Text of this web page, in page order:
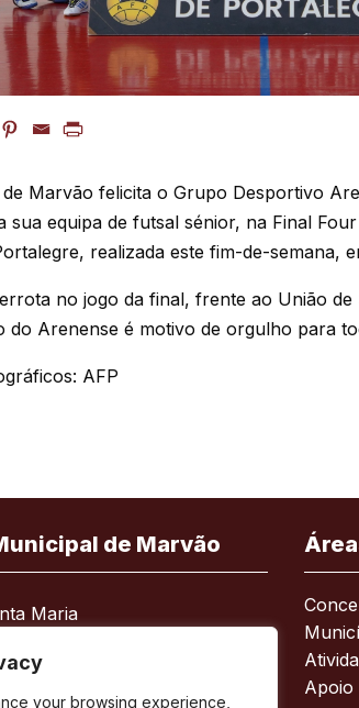
your browsing experience,
Marvão felicita o Grupo Desportivo
sua equipa de futsal sénior, na Final
realizada este fim-de-semana,
no jogo da final, frente ao União
do Arenense é motivo de orgulho para
AFP
de Marvão
Maria
245 909 130
Apoio